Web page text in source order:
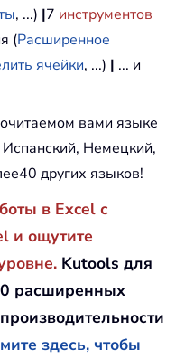
, ...) |7 инструментов
(Расширенное
ячейки, ...) | ... и
вами языке
Немецкий,
других языков!
в Excel с
и ощутите
Kutools для
расширенных
здесь, чтобы